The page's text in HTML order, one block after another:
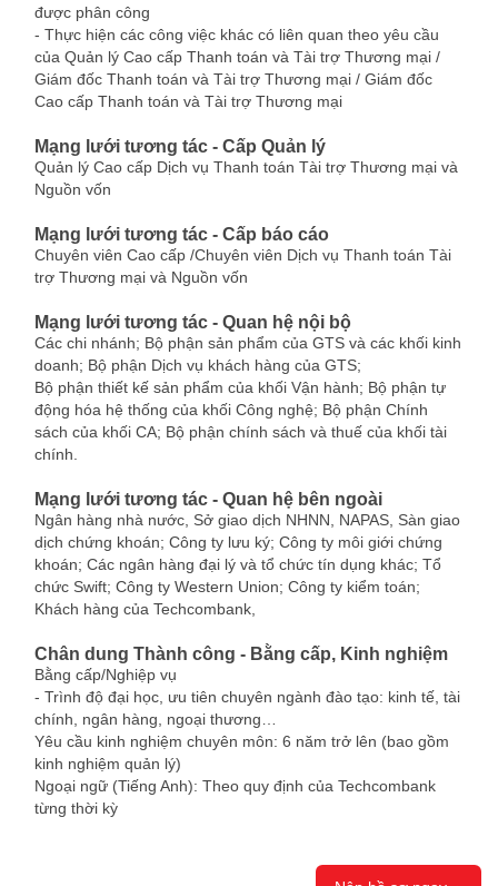
được phân công
- Thực hiện các công việc khác có liên quan theo yêu cầu
của Quản lý Cao cấp Thanh toán và Tài trợ Thương mại /
Giám đốc Thanh toán và Tài trợ Thương mại / Giám đốc
Cao cấp Thanh toán và Tài trợ Thương mại
Mạng lưới tương tác - Cấp Quản lý
Quản lý Cao cấp Dịch vụ Thanh toán Tài trợ Thương mại và
Nguồn vốn
Mạng lưới tương tác - Cấp báo cáo
Chuyên viên Cao cấp /Chuyên viên Dịch vụ Thanh toán Tài
trợ Thương mại và Nguồn vốn
Mạng lưới tương tác - Quan hệ nội bộ
Các chi nhánh; Bộ phận sản phẩm của GTS và các khối kinh
doanh; Bộ phận Dịch vụ khách hàng của GTS;
Bộ phận thiết kế sản phẩm của khối Vận hành; Bộ phận tự
động hóa hệ thống của khối Công nghệ; Bộ phận Chính
sách của khối CA; Bộ phận chính sách và thuế của khối tài
chính.
Mạng lưới tương tác - Quan hệ bên ngoài
Ngân hàng nhà nước, Sở giao dịch NHNN, NAPAS, Sàn giao
dịch chứng khoán; Công ty lưu ký; Công ty môi giới chứng
khoán; Các ngân hàng đại lý và tổ chức tín dụng khác; Tổ
chức Swift; Công ty Western Union; Công ty kiểm toán;
Khách hàng của Techcombank,
Chân dung Thành công - Bằng cấp, Kinh nghiệm
Bằng cấp/Nghiệp vụ
- Trình độ đại học, ưu tiên chuyên ngành đào tạo: kinh tế, tài
chính, ngân hàng, ngoại thương…
Yêu cầu kinh nghiệm chuyên môn: 6 năm trở lên (bao gồm
kinh nghiệm quản lý)
Ngoại ngữ (Tiếng Anh): Theo quy định của Techcombank
từng thời kỳ